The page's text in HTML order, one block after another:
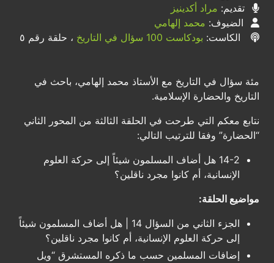
تقديم: مراد أكدينيز
الضيوف: محمد إلهامي
الكاست: بودكاست 100 سؤال في التاريخ ، حلقة رقم ٥
مئة سؤال في التاريخ مع الأستاذ محمد إلهامي، باحث في
التاريخ والحضارة الإسلامية.
نتابع معكم التي طرحت في الحلقة الثالثة من المحور الثاني
“الحضارة” وفقا للترتيب التالي:
14-2 هل أضاف المسلمون شيئاً إلى حركة العلوم
الإنسانية، أم كانوا مجرد ناقلين؟
مواضيع الحلقة:
الجزء الثاني من السؤال 14 | هل أضاف المسلمون شيئاً
إلى حركة العلوم الإنسانية، أم كانوا مجرد ناقلين؟
إضافات المسلمين حسب ما ذكره المستشرق “ويل